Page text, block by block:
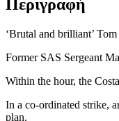
Περιγραφή
‘Brutal and brilliant’
Former SAS Sergeant
Within the hour, the
In a co-ordinated strike,
plan.